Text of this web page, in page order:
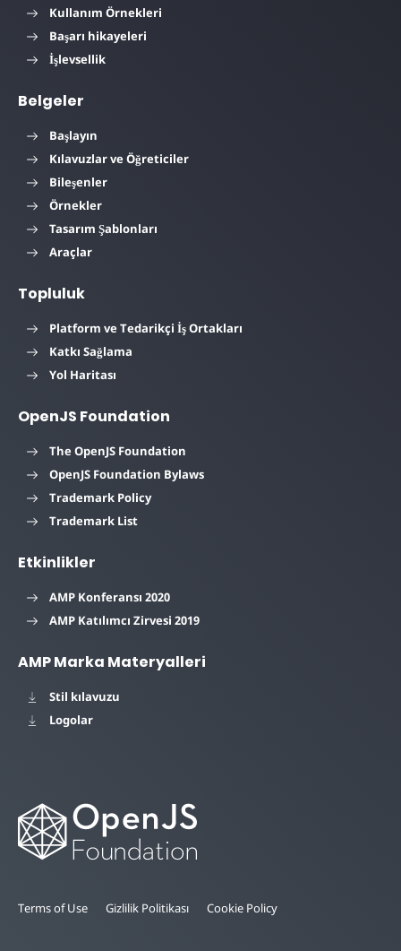
Kullanım Örnekleri
Başarı hikayeleri
İşlevsellik
Belgeler
Başlayın
Kılavuzlar ve Öğreticiler
Bileşenler
Örnekler
Tasarım Şablonları
Araçlar
Topluluk
Platform ve Tedarikçi İş Ortakları
Katkı Sağlama
Yol Haritası
OpenJS Foundation
The OpenJS Foundation
OpenJS Foundation Bylaws
Trademark Policy
Trademark List
Etkinlikler
AMP Konferansı 2020
AMP Katılımcı Zirvesi 2019
AMP Marka Materyalleri
Stil kılavuzu
Logolar
Terms of Use Gizlilik Politikası Cookie Policy